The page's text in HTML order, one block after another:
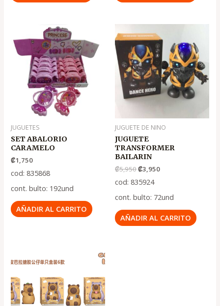
JUGUETES
SET ABALORIO
CARAMELO
₡1,750
cod: 835868
cont. bulto: 192und
AÑADIR AL CARRITO
JUGUETE DE NINO
JUGUETE
TRANSFORMER
BAILARIN
₡5,950
precio
original
era:
.
₡5,950
₡3,950
precio
actual
es:
₡3,950
cod: 835924
cont. bulto: 72und
AÑADIR AL CARRITO
precio
original
era:
₡1,650
precio
actual
es:
.
₡1,100